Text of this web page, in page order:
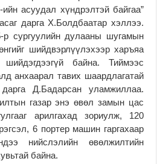
асуудал хүндрэлтэй байгаа”
дарга Х.Болдбаатар хэллээ.
сургуулийн дулааны шугамын
шийдвэрлүүлэхээр харъяа
байна. Тиймээс
анхаарал тавих шаардлагатай
Д.Бадарсан уламжиллаа.
газар энэ өвөл замын цас
арилгахад зориулж, 120
6 портер машин гаргахаар
нийслэлийн өвөлжилтийн
байна.